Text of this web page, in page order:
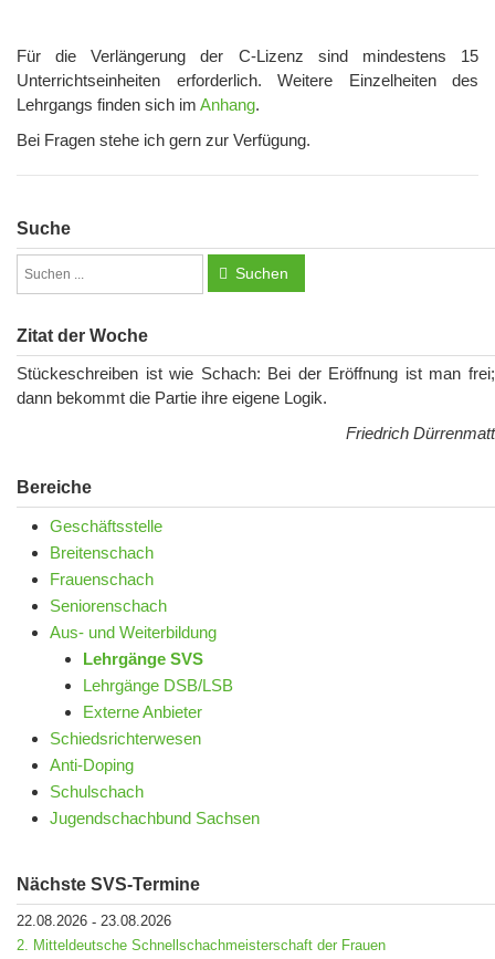
Für die Verlängerung der C-Lizenz sind mindestens 15
Unterrichtseinheiten erforderlich. Weitere Einzelheiten des
Lehrgangs finden sich im Anhang.
Bei Fragen stehe ich gern zur Verfügung.
Suche
Suchen
Zitat der Woche
Stückeschreiben ist wie Schach: Bei der Eröffnung ist man frei;
dann bekommt die Partie ihre eigene Logik.
Friedrich Dürrenmatt
Bereiche
Geschäftsstelle
Breitenschach
Frauenschach
Seniorenschach
Aus- und Weiterbildung
Lehrgänge SVS
Lehrgänge DSB/LSB
Externe Anbieter
Schiedsrichterwesen
Anti-Doping
Schulschach
Jugendschachbund Sachsen
Nächste SVS-Termine
22.08.2026 - 23.08.2026
2. Mitteldeutsche Schnellschachmeisterschaft der Frauen